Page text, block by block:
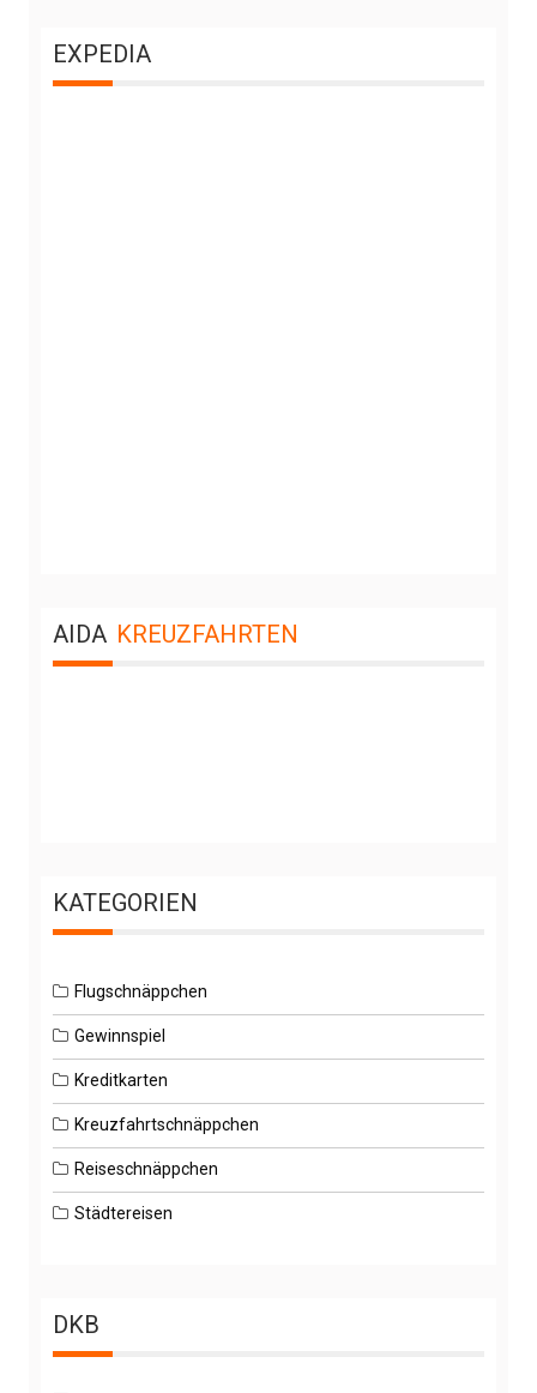
EXPEDIA
AIDA KREUZFAHRTEN
KATEGORIEN
Flugschnäppchen
Gewinnspiel
Kreditkarten
Kreuzfahrtschnäppchen
Reiseschnäppchen
Städtereisen
DKB